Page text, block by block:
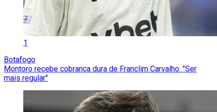
1
Botafogo
Montoro recebe cobrança dura de Franclim Carvalho: "Ser
mais regular"